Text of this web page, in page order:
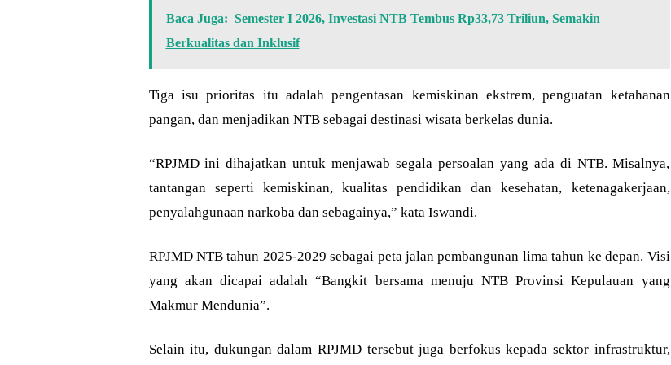
Baca Juga: Semester I 2026, Investasi NTB Tembus Rp33,73 Triliun, Semakin
Berkualitas dan Inklusif
Tiga isu prioritas itu adalah pengentasan kemiskinan ekstrem, penguatan ketahanan
pangan, dan menjadikan NTB sebagai destinasi wisata berkelas dunia.
“RPJMD ini dihajatkan untuk menjawab segala persoalan yang ada di NTB. Misalnya,
tantangan seperti kemiskinan, kualitas pendidikan dan kesehatan, ketenagakerjaan,
penyalahgunaan narkoba dan sebagainya,” kata Iswandi.
RPJMD NTB tahun 2025-2029 sebagai peta jalan pembangunan lima tahun ke depan. Visi
yang akan dicapai adalah “Bangkit bersama menuju NTB Provinsi Kepulauan yang
Makmur Mendunia”.
Selain itu, dukungan dalam RPJMD tersebut juga berfokus kepada sektor infrastruktur,